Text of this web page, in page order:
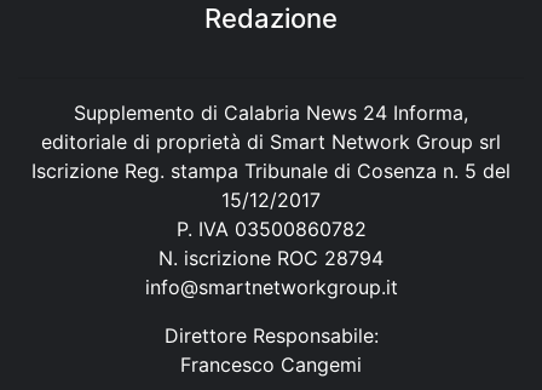
Redazione
Supplemento di Calabria News 24 Informa,
editoriale di proprietà di Smart Network Group srl
Iscrizione Reg. stampa Tribunale di Cosenza n. 5 del
15/12/2017
P. IVA 03500860782
N. iscrizione ROC 28794
info@smartnetworkgroup.it
Direttore Responsabile:
Francesco Cangemi